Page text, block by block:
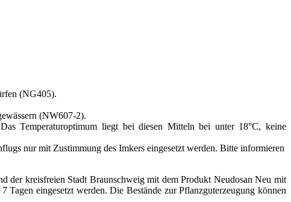
(NG405).
(NW607-2).
Temperaturoptimum liegt bei diesen Mitteln bei unter 18°C, keine
nur mit Zustimmung des Imkers eingesetzt werden. Bitte informieren
der kreisfreien Stadt Braunschweig mit dem Produkt Neudosan Neu mit
eingesetzt werden. Die Bestände zur Pflanzguterzeugung können